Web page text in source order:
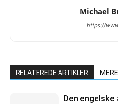
Michael
https://
RELATEREDE ARTIKLER
Den engelske